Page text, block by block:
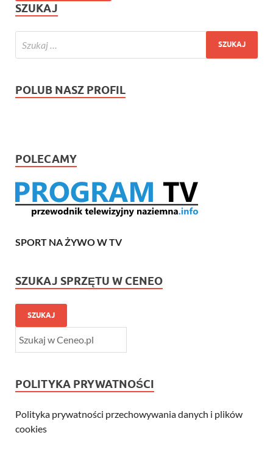
SZUKAJ
POLUB NASZ PROFIL
POLECAMY
SPORT NA ŻYWO W TV
SZUKAJ SPRZĘTU W CENEO
SZUKAJ
POLITYKA PRYWATNOŚCI
Polityka prywatności przechowywania danych i plików
cookies